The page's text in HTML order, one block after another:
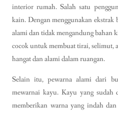
interior rumah. Salah satu
kain. Dengan menggunakan
alami dan tidak mengandung bahan
cocok untuk membuat tirai, selimut,
hangat dan alami dalam ruangan.
Selain itu, pewarna alami dari
mewarnai kayu. Kayu yang sudah
memberikan warna yang indah